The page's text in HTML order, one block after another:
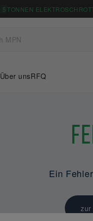
5 TONNEN
Über unsRFQ
Ein
zur